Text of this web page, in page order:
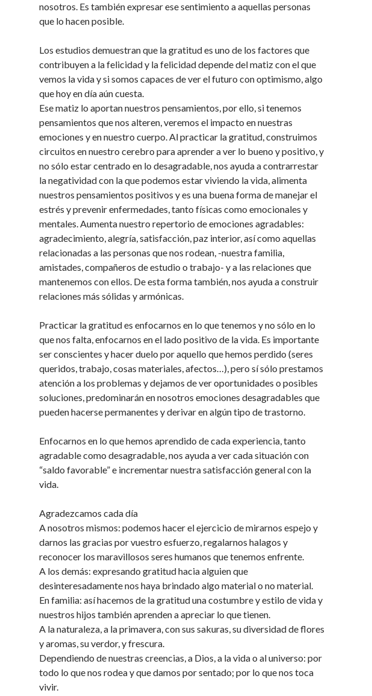
nosotros. Es también expresar ese sentimiento a aquellas personas
que lo hacen posible.
Los estudios demuestran que la gratitud es uno de los factores que
contribuyen a la felicidad y la felicidad depende del matiz con el que
vemos la vida y si somos capaces de ver el futuro con optimismo, algo
que hoy en día aún cuesta.
Ese matiz lo aportan nuestros pensamientos, por ello, si tenemos
pensamientos que nos alteren, veremos el impacto en nuestras
emociones y en nuestro cuerpo. Al practicar la gratitud, construimos
circuitos en nuestro cerebro para aprender a ver lo bueno y positivo, y
no sólo estar centrado en lo desagradable, nos ayuda a contrarrestar
la negatividad con la que podemos estar viviendo la vida, alimenta
nuestros pensamientos positivos y es una buena forma de manejar el
estrés y prevenir enfermedades, tanto físicas como emocionales y
mentales. Aumenta nuestro repertorio de emociones agradables:
agradecimiento, alegría, satisfacción, paz interior, así como aquellas
relacionadas a las personas que nos rodean, -nuestra familia,
amistades, compañeros de estudio o trabajo- y a las relaciones que
mantenemos con ellos. De esta forma también, nos ayuda a construir
relaciones más sólidas y armónicas.
Practicar la gratitud es enfocarnos en lo que tenemos y no sólo en lo
que nos falta, enfocarnos en el lado positivo de la vida. Es importante
ser conscientes y hacer duelo por aquello que hemos perdido (seres
queridos, trabajo, cosas materiales, afectos…), pero sí sólo prestamos
atención a los problemas y dejamos de ver oportunidades o posibles
soluciones, predominarán en nosotros emociones desagradables que
pueden hacerse permanentes y derivar en algún tipo de trastorno.
Enfocarnos en lo que hemos aprendido de cada experiencia, tanto
agradable como desagradable, nos ayuda a ver cada situación con
“saldo favorable” e incrementar nuestra satisfacción general con la
vida.
Agradezcamos cada día
A nosotros mismos: podemos hacer el ejercicio de mirarnos espejo y
darnos las gracias por vuestro esfuerzo, regalarnos halagos y
reconocer los maravillosos seres humanos que tenemos enfrente.
A los demás: expresando gratitud hacia alguien que
desinteresadamente nos haya brindado algo material o no material.
En familia: así hacemos de la gratitud una costumbre y estilo de vida y
nuestros hijos también aprenden a apreciar lo que tienen.
A la naturaleza, a la primavera, con sus sakuras, su diversidad de flores
y aromas, su verdor, y frescura.
Dependiendo de nuestras creencias, a Dios, a la vida o al universo: por
todo lo que nos rodea y que damos por sentado; por lo que nos toca
vivir.